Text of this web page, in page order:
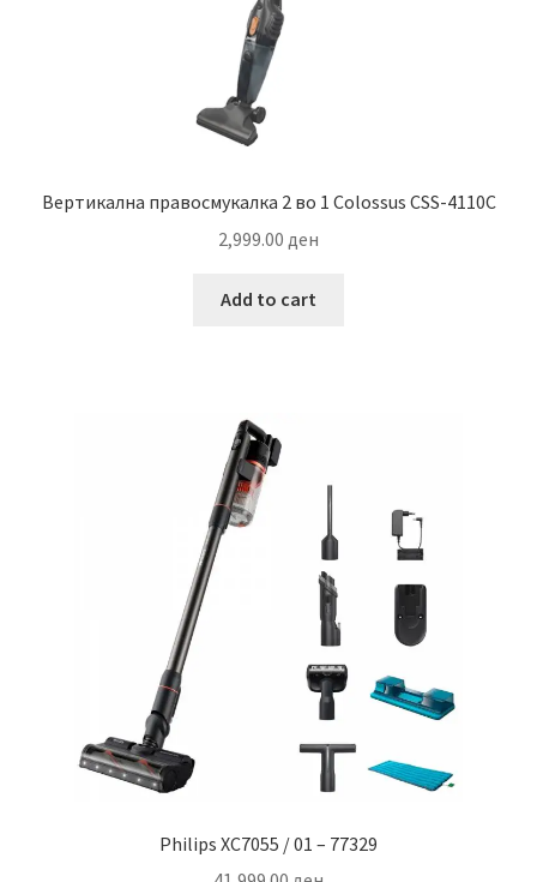
Вертикална правосмукалка 2 во 1 Colossus CSS-4110C
2,999.00 ден
Add to cart
Philips XC7055 / 01 – 77329